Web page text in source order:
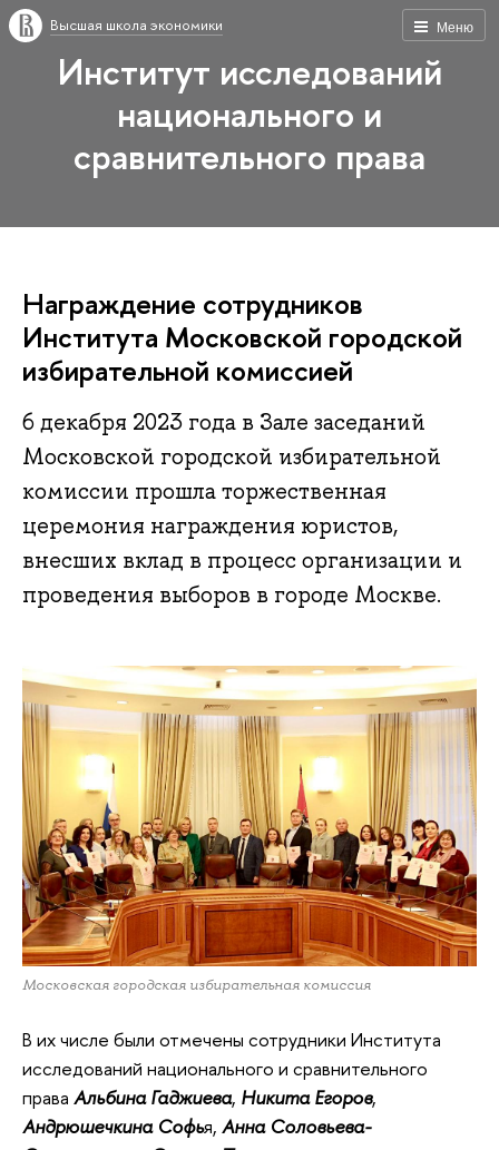
Меню
Высшая школа экономики
Институт исследований
национального и
сравнительного права
Награждение сотрудников
Института Московской городской
избирательной комиссией
6 декабря 2023 года в Зале заседаний
Московской городской избирательной
комиссии прошла торжественная
церемония награждения юристов,
внесших вклад в процесс организации и
проведения выборов в городе Москве.
Московская городская избирательная комиссия
В их числе были отмечены сотрудники Института
исследований национального и сравнительного
права Альбина Гаджиева, Никита Егоров,
Андрюшечкина Софья, Анна Соловьева-